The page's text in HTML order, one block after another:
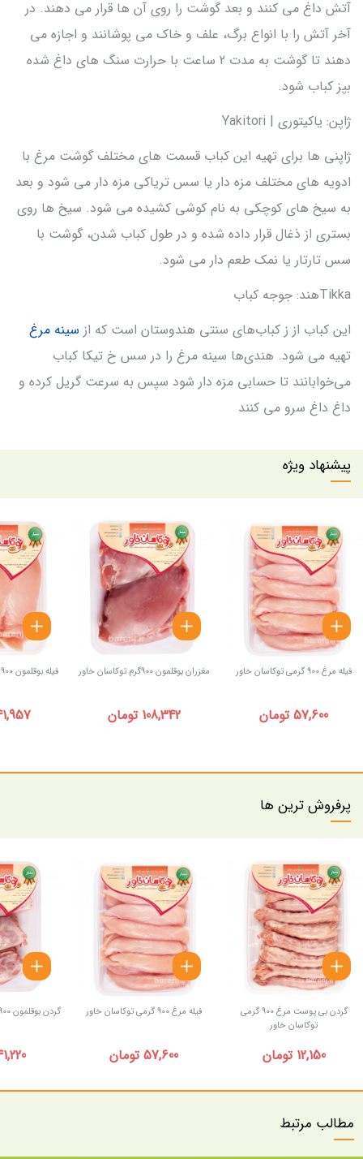
آتش داغ می کنند و بعد گوشت را روی آن ها قرار می دهند. در
آخر آتش را با انواع برگ، علف و خاک می پوشانند و اجازه می
دهند تا گوشت به مدت 2 ساعت با حرارت سنگ های داغ شده
بپز کباب شود.
ژاپن: یاکیتوری | Yakitori
ژاپنی ها برای تهیه این کباب قسمت های مختلف گوشت مرغ با
ادویه های مختلف مزه دار یا سس تریاکی مزه دار می شود و بعد
به سیخ های کوچکی به نام کوشی کشیده می شود. سیخ ها روی
بستری از ذغال قرار داده شده و در طول کباب شدن، گوشت با
سس تارتار یا نمک طعم دار می شود.
Tikkaهند: جوجه کباب
این کباب از ز کباب‌های سنتی هندوستان است که از سینه مرغ
تهیه می ‌شود. هندی‌ها سینه مرغ را در سس خ تیکا کباب
می‌خوابانند تا حسابی مزه دار شود سپس به سرعت گریل کرده و
داغ داغ سرو می کنند
پیشنهاد ویژه
فیله مرغ 900 گرمی توکاسان خاور
57,600 تومان
مغزران بوقلمون 900گرم توکاسان خاور
108,342 تومان
فیله بوقلمون 900 گرمی توکاسان خاور
141,957
پرفروش ترین ها
گردن بی پوست مرغ 900 گرمی
توکاسان خاور
12,150 تومان
فیله مرغ 900 گرمی توکاسان خاور
57,600 تومان
گردن بوقلمون 900 گرمی توکاسان خاور
41,220
مطالب مرتبط